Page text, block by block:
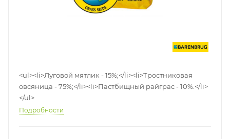
<ul><li>Луговой мятлик - 15%;</li><li>Тростниковая
овсяница - 75%;</li><li>Пастбищный райграс - 10%.</li>
</ul>
Подробности